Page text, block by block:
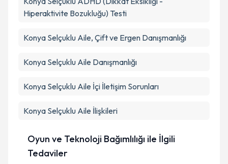
Hiperaktivite Bozukluğu) Testi
Konya Selçuklu Aile, Çift ve Ergen Danışmanlığı
Konya Selçuklu Aile Danışmanlığı
Konya Selçuklu Aile İçi İletişim Sorunları
Konya Selçuklu Aile İlişkileri
Oyun ve Teknoloji Bağımlılığı ile İlgili
Tedaviler